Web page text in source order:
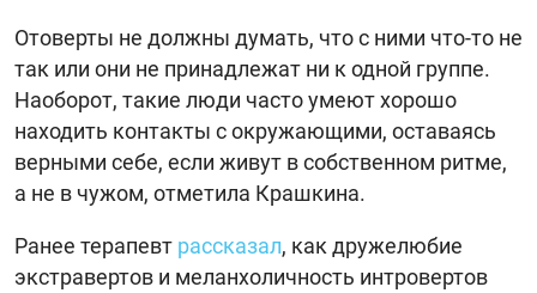
Отоверты не должны думать, что с ними что-то не
так или они не принадлежат ни к одной группе.
Наоборот, такие люди часто умеют хорошо
находить контакты с окружающими, оставаясь
верными себе, если живут в собственном ритме,
а не в чужом, отметила Крашкина.
Ранее терапевт рассказал, как дружелюбие
экстравертов и меланхоличность интровертов